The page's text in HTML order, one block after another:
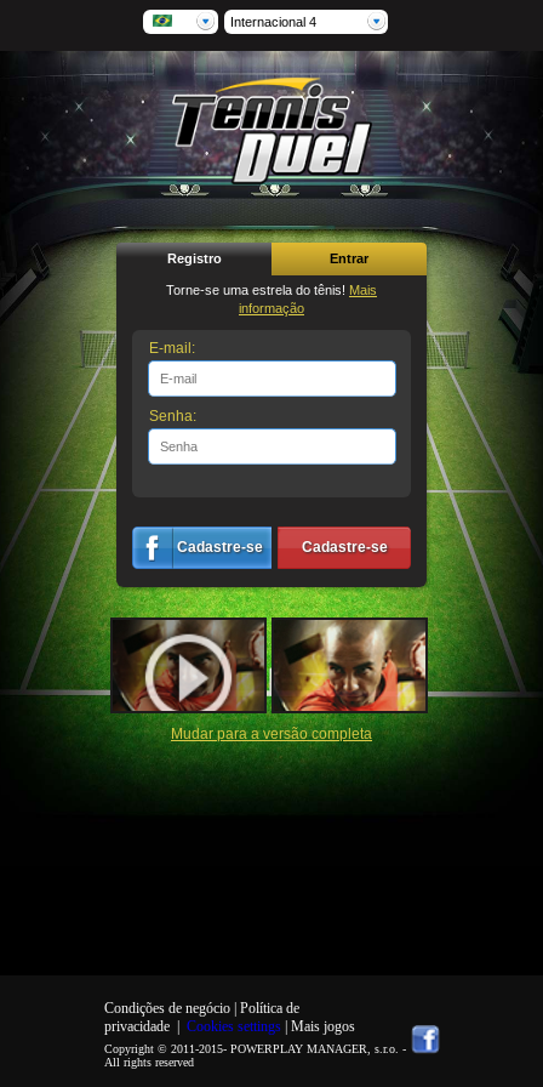
Internacional 4
Registro Entrar
Torne-se uma estrela do tênis! Mais
informação
E-mail:
Senha:
Cadastre-se Cadastre-se
Mudar para a versão completa
Condições de negócio | Política de
privacidade| Cookies settings | Mais jogos
Copyright © 2011-2015- POWERPLAY MANAGER, s.r.o. -
All rights reserved